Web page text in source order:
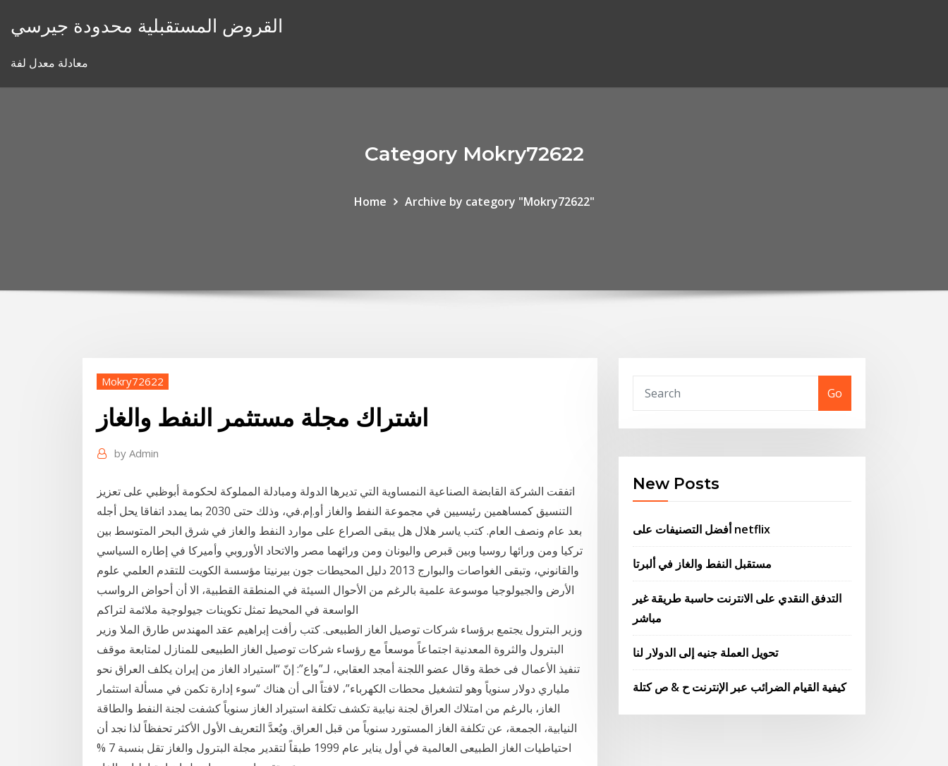
القروض المستقبلية محدودة جيرسي
معادلة معدل لفة
Category Mokry72622
Home Archive by category "Mokry72622"
Mokry72622
اشتراك مجلة مستثمر النفط والغاز
by Admin
اتفقت الشركة القابضة الصناعية النمساوية التي تديرها الدولة ومبادلة المملوكة لحكومة أبوظبي على تعزيز
التنسيق كمساهمين رئيسيين في مجموعة النفط والغاز أو.إم.في، وذلك حتى 2030 بما يمدد اتفاقا يحل أجله
بعد عام ونصف العام. كتب ياسر هلال هل يبقى الصراع على موارد النفط والغاز في شرق البحر المتوسط بين
تركيا ومن ورائها روسيا وبين قبرص واليونان ومن ورائهما مصر والاتحاد الأوروبي وأميركا في إطاره السياسي
والقانوني، وتبقى الغواصات والبوارج 2013 دليل المحيطات جون بيرنيتا مؤسسة الكويت للتقدم العلمي علوم
الأرض والجيولوجيا موسوعة علمية بالرغم من الأحوال السيئة في المنطقة القطبية، الا أن أحواض الرواسب
الواسعة في المحيط تمثل تكوينات جيولوجية ملائمة لتراكم
وزير البترول يجتمع برؤساء شركات توصيل الغاز الطبيعى. كتب رأفت إبراهيم عقد المهندس طارق الملا وزير
البترول والثروة المعدنية اجتماعاً موسعاً مع رؤساء شركات توصيل الغاز الطبيعى للمنازل لمتابعة موقف
تنفيذ الأعمال فى خطة وقال عضو اللجنة أمجد العقابي، لـ”واع”: إنّ “استيراد الغاز من إيران يكلف العراق نحو
ملياري دولار سنوياً وهو لتشغيل محطات الكهرباء”، لافتاً الى أن هناك “سوء إدارة تكمن في مسألة استثمار
الغاز، بالرغم من امتلاك العراق لجنة نيابية تكشف تكلفة استيراد الغاز سنوياً كشفت لجنة النفط والطاقة
النيابية، الجمعة، عن تكلفة الغاز المستورد سنوياً من قبل العراق. ويُعدَّ التعريف الأول الأكثر تحفظاً لذا نجد أن
احتياطيات الغاز الطبيعى العالمية في أول يناير عام 1999 طبقاً لتقدير مجلة البترول والغاز تقل بنسبة 7 %
Go
New Posts
أفضل التصنيفات على netflix
مستقبل النفط والغاز في ألبرتا
التدفق النقدي على الانترنت حاسبة طريقة غير
مباشر
تحويل العملة جنيه إلى الدولار لنا
كيفية القيام الضرائب عبر الإنترنت ح & ص كتلة